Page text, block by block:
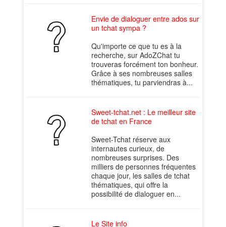
Envie de dialoguer entre ados sur
un tchat sympa ?
Qu'importe ce que tu es à la
recherche, sur AdoZChat tu
trouveras forcément ton bonheur.
Grâce à ses nombreuses salles
thématiques, tu parviendras à...
Sweet-tchat.net : Le meilleur site
de tchat en France
Sweet-Tchat réserve aux
internautes curieux, de
nombreuses surprises. Des
milliers de personnes fréquentes
chaque jour, les salles de tchat
thématiques, qui offre la
possibilité de dialoguer en...
Le Site info